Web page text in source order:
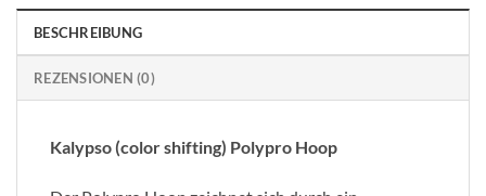
BESCHREIBUNG
REZENSIONEN (0)
Kalypso (color shifting) Polypro Hoop